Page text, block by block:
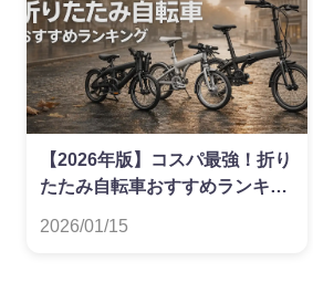
【2026年版】コスパ最強！折り
たたみ自転車おすすめランキン
2026/01/15